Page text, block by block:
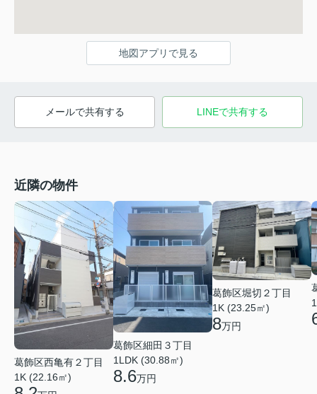
地図アプリで見る
メールで共有する LINEで共有する
近隣の物件
葛飾区西亀有２丁目
1K (22.16㎡)
葛飾区細田３丁目
1LDK (30.88㎡)
8.6万円
葛飾区堀切２丁目
1K (23.25㎡)
8万円